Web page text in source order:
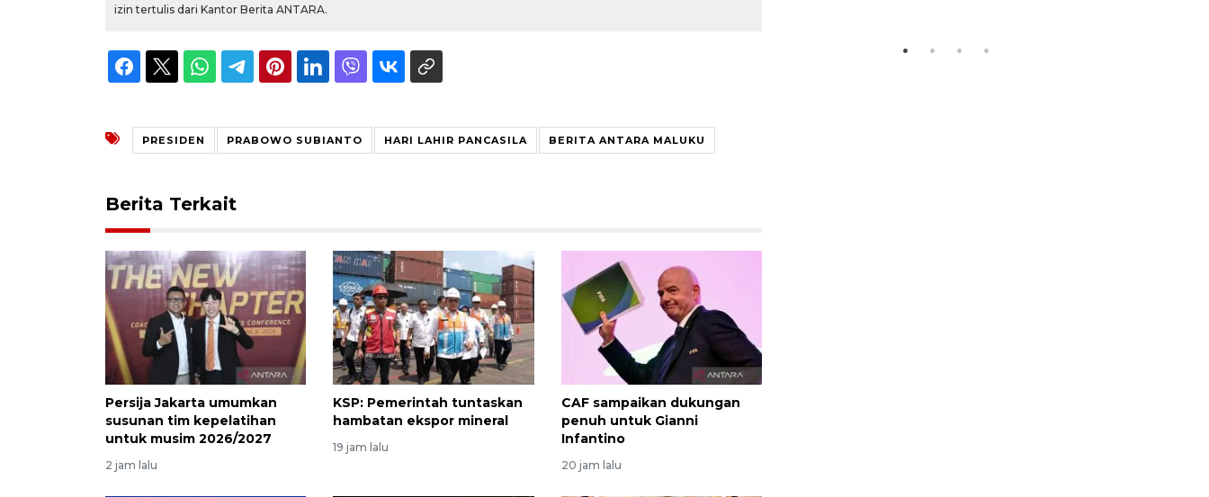
izin tertulis dari Kantor Berita ANTARA.
PRESIDEN PRABOWO SUBIANTO HARI LAHIR PANCASILA BERITA ANTARA MALUKU
Berita Terkait
Persija Jakarta umumkan
susunan tim kepelatihan
untuk musim 2026/2027
2 jam lalu
KSP: Pemerintah tuntaskan
hambatan ekspor mineral
19 jam lalu
CAF sampaikan dukungan
penuh untuk Gianni
Infantino
20 jam lalu